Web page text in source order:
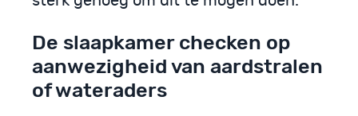
De slaapkamer checken op
aanwezigheid van aardstralen
of wateraders